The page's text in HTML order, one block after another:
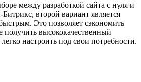
между разработкой сайта с нуля и
второй вариант является
Это позволяет сэкономить
получить высококачественный
настроить под свои потребности.